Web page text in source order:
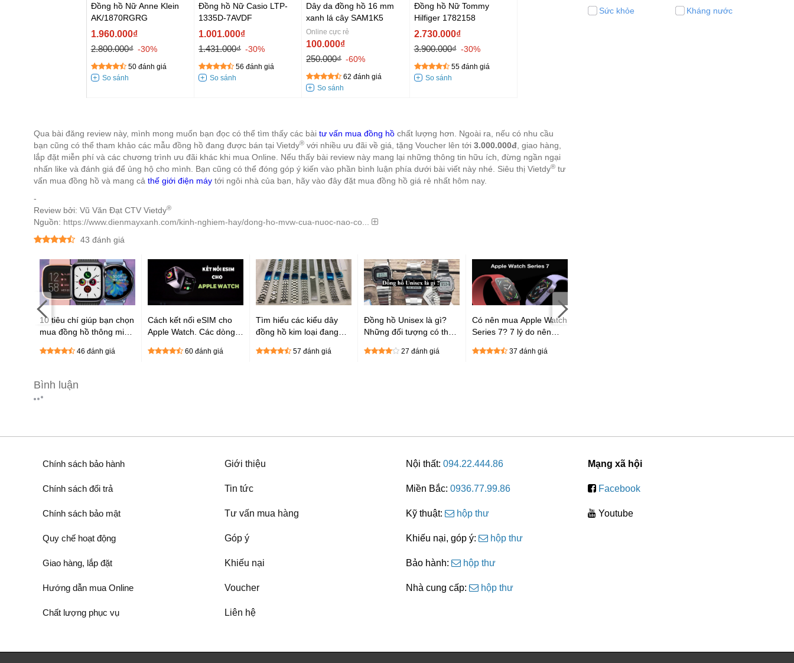
Sức khỏe Kháng nước
Đồng hồ Nữ Anne Klein
AK/1870RGRG
1.960.000₫
2.800.000₫ -30%
50 đánh giá
Đồng hồ Nữ Casio LTP-
1335D-7AVDF
1.001.000₫
1.431.000₫ -30%
56 đánh giá
Dây da đồng hồ 16 mm
xanh lá cây SAM1K5
Online cực rẻ
100.000₫
250.000₫ -60%
62 đánh giá
Đồng hồ Nữ Tommy
Hilfiger 1782158
2.730.000₫
3.900.000₫ -30%
55 đánh giá
Qua bài đăng review này, mình mong muốn bạn đọc có thể tìm thấy các bài tư vấn mua đồng hồ chất lượng hơn. Ngoài ra, nếu có nhu cầu
bạn cũng có thể tham khảo các mẫu đồng hồ đang được bán tại Vietdy® với nhiều ưu đãi về giá, tặng Voucher lên tới 3.000.000đ , giao hàng,
lắp đặt miễn phí và các chương trình ưu đãi khác khi mua Online. Nếu thấy bài review này mang lại những thông tin hữu ích, đừng ngần ngại
nhấn like và đánh giá để ủng hộ cho mình. Bạn cũng có thể đóng góp ý kiến vào phần bình luận phía dưới bài viết này nhé. Siêu thị Vietdy® tư
vấn mua đồng hồ và mang cả thế giới điện máy tới ngôi nhà của bạn, hãy vào đây đặt mua đồng hồ giá rẻ nhất hôm nay.
-
Review bởi: Vũ Văn Đạt CTV Vietdy®
Nguồn: https://www.dienmayxanh.com/kinh-nghiem-hay/dong-ho-mvw-cua-nuoc-nao-co...
43 đánh giá
10 tiêu chí giúp bạn chọn
mua đồng hồ thông minh
46 đánh giá
Cách kết nối eSIM cho
Apple Watch. Các dòng
eSIM
60 đánh giá
Tìm hiểu các kiểu dây
đồng hồ kim loại đang
hiện nay
57 đánh giá
Đồng hồ Unisex là gì?
Những đối tượng có thể
27 đánh giá
Có nên mua Apple Watch
Series 7? 7 lý do nên
7 ngay
37 đánh giá
Bình luận
Chính sách bảo hành
Chính sách đổi trả
Chính sách bảo mật
Quy chế hoạt động
Giao hàng, lắp đặt
Hướng dẫn mua Online
Chất lượng phục vụ
Giới thiệu
Tin tức
Tư vấn mua hàng
Góp ý
Khiếu nại
Voucher
Liên hệ
Nội thất: 094.22.444.86
Miền Bắc: 0936.77.99.86
Kỹ thuật: hộp thư
Khiếu nại, góp ý: hộp thư
Bảo hành: hộp thư
Nhà cung cấp: hộp thư
Mạng xã hội
Facebook
Youtube